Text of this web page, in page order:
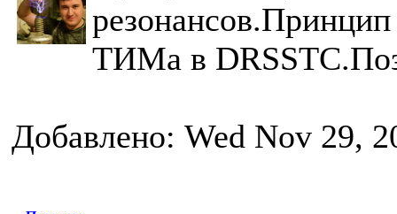
ТИМа в
Добавлено: Wed Nov 29,